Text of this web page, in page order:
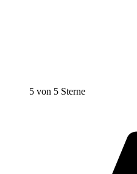
5 von 5 Sterne